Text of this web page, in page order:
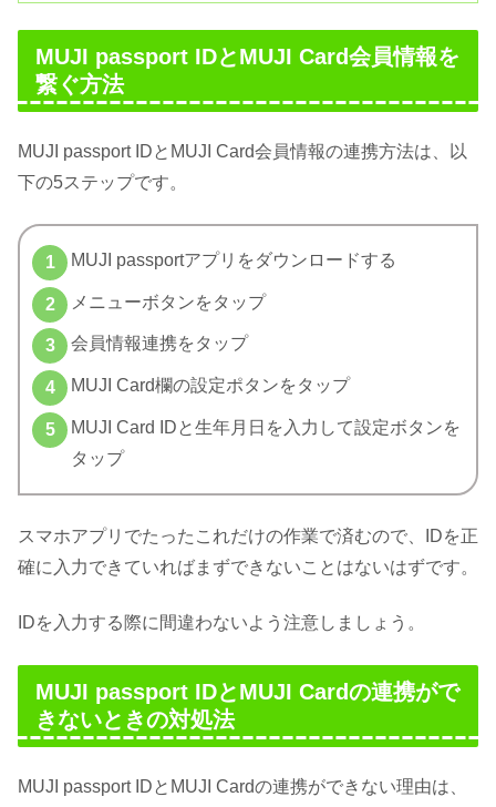
MUJI passport IDとMUJI Card会員情報を
繋ぐ方法
MUJI passport IDとMUJI Card会員情報の連携方法は、以
下の5ステップです。
MUJI passportアプリをダウンロードする
メニューボタンをタップ
会員情報連携をタップ
MUJI Card欄の設定ポタンをタップ
MUJI Card IDと生年月日を入力して設定ボタンを
タップ
スマホアプリでたったこれだけの作業で済むので、IDを正
確に入力できていればまずできないことはないはずです。
IDを入力する際に間違わないよう注意しましょう。
MUJI passport IDとMUJI Cardの連携がで
きないときの対処法
MUJI passport IDとMUJI Cardの連携ができない理由は、